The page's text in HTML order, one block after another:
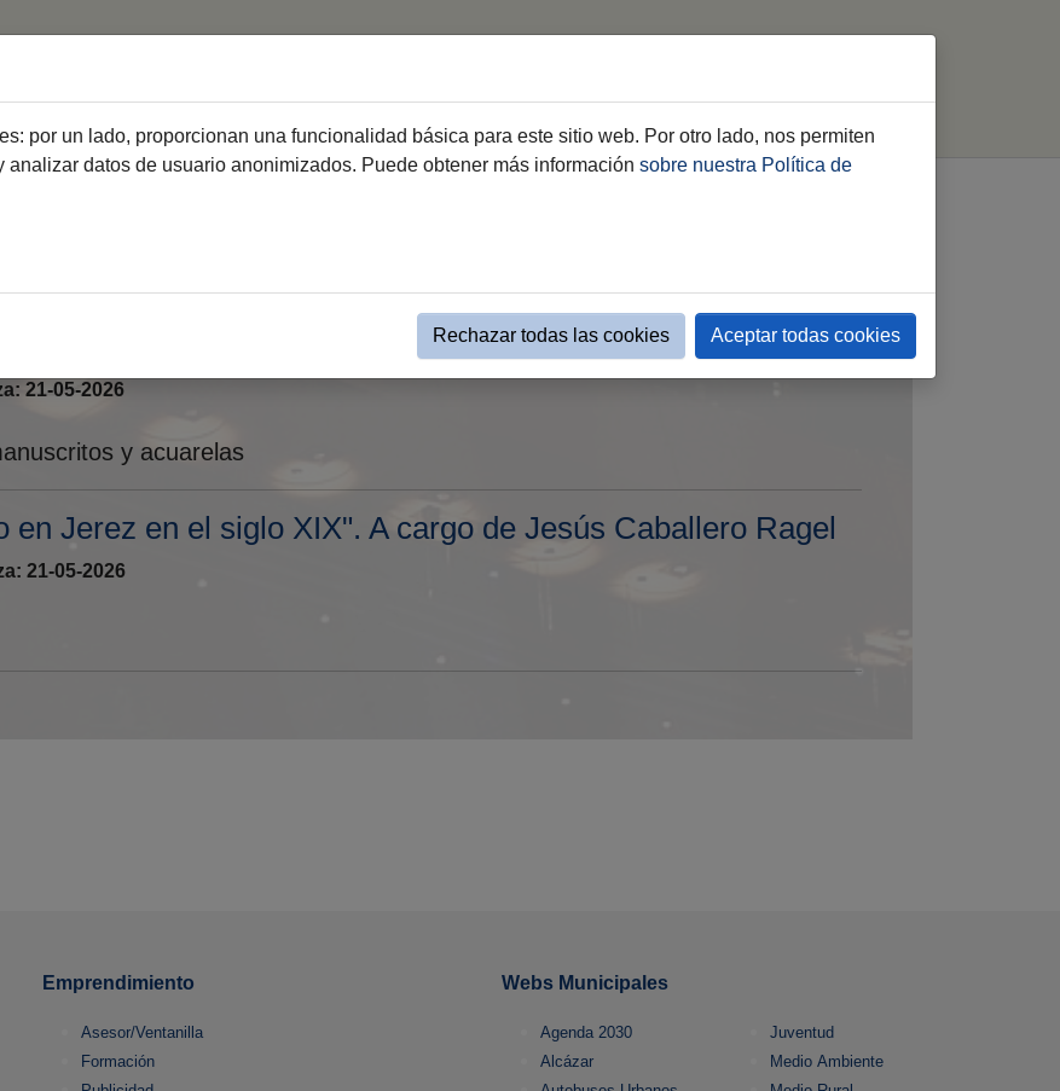
21-05-2026
y acuarelas
en Jerez en el siglo XIX". A cargo de Jesús Caballero Ragel
21-05-2026
Emprendimiento
Asesor/Ventanilla
Formación
Webs Municipales
Agenda 2030
Alcázar
Juventud
Medio Ambiente
por un lado, proporcionan una funcionalidad básica para este sitio web. Por otro lado, nos permiten
datos de usuario anonimizados. Puede obtener más información sobre nuestra Política de
Rechazar todas las cookies Aceptar todas cookies